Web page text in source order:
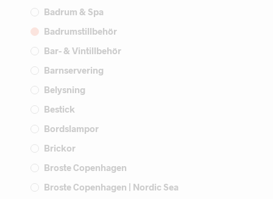
Badrum & Spa
Badrumstillbehör
Bar- & Vintillbehör
Barnservering
Belysning
Bestick
Bordslampor
Brickor
Broste Copenhagen
Broste Copenhagen | Nordic Sea